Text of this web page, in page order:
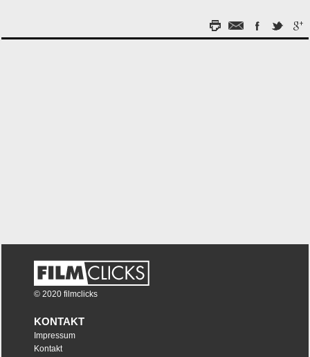
© 2020 filmclicks
KONTAKT
Impressum
Kontakt